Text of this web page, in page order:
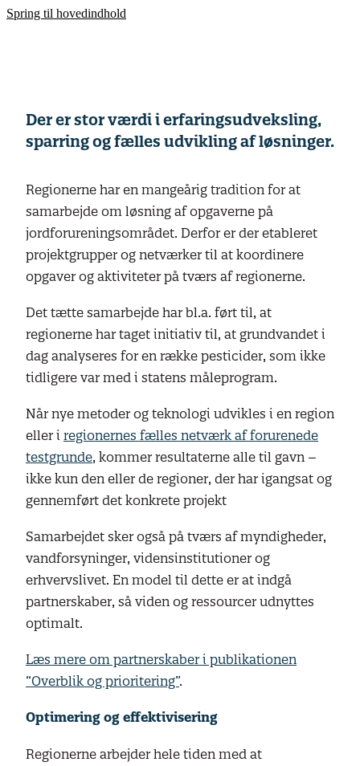
Spring til hovedindhold
Der er stor værdi i erfaringsudveksling,
sparring og fælles udvikling af løsninger.
Regionerne har en mangeårig tradition for at
samarbejde om løsning af opgaverne på
jordforureningsområdet. Derfor er der etableret
projektgrupper og netværker til at koordinere
opgaver og aktiviteter på tværs af regionerne.
Det tætte samarbejde har bl.a. ført til, at
regionerne har taget initiativ til, at grundvandet i
dag analyseres for en række pesticider, som ikke
tidligere var med i statens måleprogram.
Når nye metoder og teknologi udvikles i en region
eller i regionernes fælles netværk af forurenede
testgrunde, kommer resultaterne alle til gavn –
ikke kun den eller de regioner, der har igangsat og
gennemført det konkrete projekt
Samarbejdet sker også på tværs af myndigheder,
vandforsyninger, vidensinstitutioner og
erhvervslivet. En model til dette er at indgå
partnerskaber, så viden og ressourcer udnyttes
optimalt.
Læs mere om partnerskaber i publikationen
“Overblik og prioritering”.
Optimering og effektivisering
Regionerne arbejder hele tiden med at